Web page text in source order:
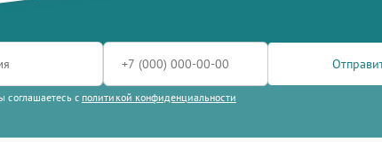
соглашаетесь с политикой конфиденциальности